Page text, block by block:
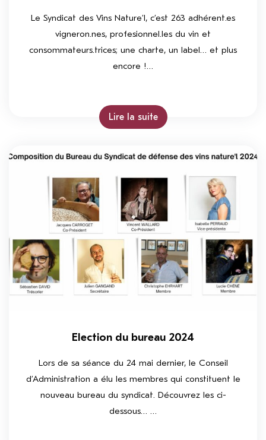
Le Syndicat des Vins Nature’l, c’est 263 adhérent.es
vigneron.nes, profesionnel.les du vin et
consommateurs.trices; une charte, un label… et plus
encore !…
Lire la suite
Election du bureau 2024
Lors de sa séance du 24 mai dernier, le Conseil
d’Administration a élu les membres qui constituent le
nouveau bureau du syndicat. Découvrez les ci-
dessous… …